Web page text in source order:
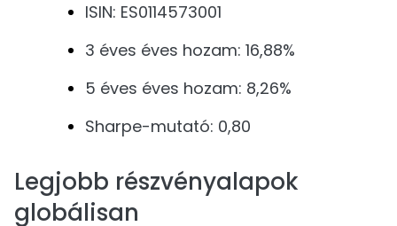
ISIN: ES0114573001
3 éves éves hozam: 16,88%
5 éves éves hozam: 8,26%
Sharpe-mutató: 0,80
Legjobb részvényalapok
globálisan